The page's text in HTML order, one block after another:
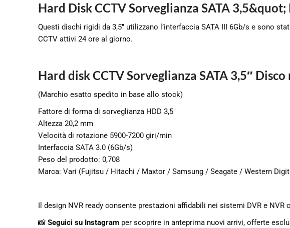
Hard Disk CCTV Sorveglianza SATA
Questi dischi rigidi da 3,5″ utilizzano l’interfaccia SATA III 6Gb/s e sono
CCTV attivi 24 ore al giorno.
Hard disk CCTV Sorveglianza SATA 3,5″
(Marchio esatto spedito in base allo stock)
Fattore di forma di sorveglianza HDD 3,5″
Altezza 20,2 mm
Velocità di rotazione 5900-7200 giri/min
Interfaccia SATA 3.0 (6Gb/s)
Peso del prodotto: 0,708
Marca: Vari (Fujitsu / Hitachi / Maxtor / Samsung / Seagate / Western
Il design NVR ready consente prestazioni affidabili nei sistemi DVR e NVR
📸 Seguici su Instagram per scoprire in anteprima nuovi arrivi, offerte